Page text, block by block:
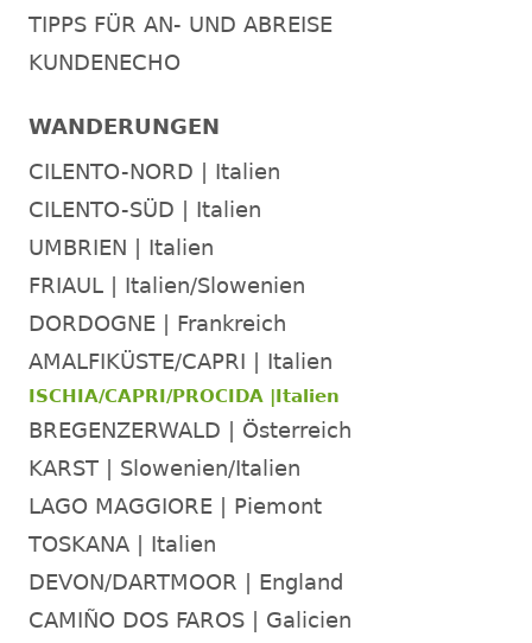
TIPPS FÜR AN- UND ABREISE
KUNDENECHO
WANDERUNGEN
CILENTO-NORD | Italien
CILENTO-SÜD | Italien
UMBRIEN | Italien
FRIAUL | Italien/Slowenien
DORDOGNE | Frankreich
AMALFIKÜSTE/CAPRI | Italien
ISCHIA/CAPRI/PROCIDA |Italien
BREGENZERWALD | Österreich
KARST | Slowenien/Italien
LAGO MAGGIORE | Piemont
TOSKANA | Italien
DEVON/DARTMOOR | England
CAMIÑO DOS FAROS | Galicien